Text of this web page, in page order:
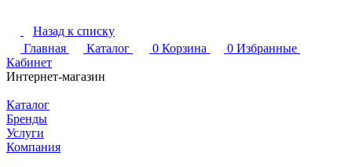
Назад к списку
Главная
Каталог 0 Корзина 0 Избранные
Кабинет
Интернет-магазин
Каталог
Бренды
Услуги
Компания